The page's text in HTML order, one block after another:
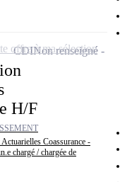
H/F
Coassurance -
chargé / chargée de
CDINon renseigné
offre à ma sélection